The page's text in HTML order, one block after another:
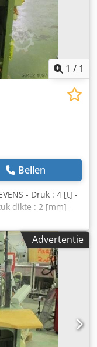
1 / 1
Bellen
- Druk : 4 [t] -
dikte : 2 [mm] -
: 230
[mm]
: 220 [mm]Advertentie